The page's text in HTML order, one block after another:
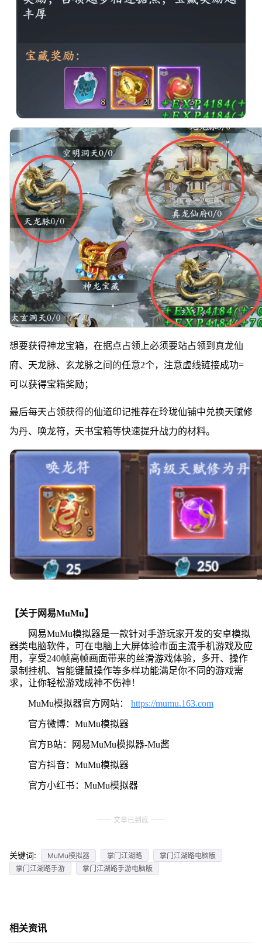
想要获得神龙宝箱，在据点占领上必须要站占领到真龙仙
府、天龙脉、玄龙脉之间的任意2个，注意虚线链接成功=
可以获得宝箱奖励；
最后每天占领获得的仙道印记推荐在玲珑仙铺中兑换天赋修
为丹、唤龙符，天书宝箱等快速提升战力的材料。
【关于网易MuMu】
网易MuMu模拟器是一款针对手游玩家开发的安卓模拟
器类电脑软件，可在电脑上大屏体验市面主流手机游戏及应
用，享受240帧高帧画面带来的丝滑游戏体验，多开、操作
录制挂机、智能键鼠操作等多样功能满足你不同的游戏需
求，让你轻松游戏成神不伤神！
MuMu模拟器官方网站： https://mumu.163.com
官方微博：MuMu模拟器
官方B站：网易MuMu模拟器-Mu酱
官方抖音：MuMu模拟器
官方小红书：MuMu模拟器
文章已到底
关键词: MuMu模拟器 掌门江湖路
掌门江湖路电脑版
掌门江湖路手游
掌门江湖路手游电脑版
相关资讯